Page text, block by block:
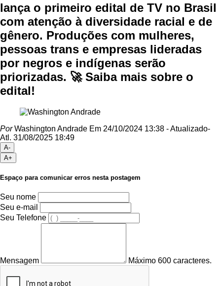
lança o primeiro edital de TV no Brasil
com atenção à diversidade racial e de
gênero. Produções com mulheres,
pessoas trans e empresas lideradas
por negros e indígenas serão
priorizadas. 🚀 Saiba mais sobre o
edital!
PorWashington Andrade Em 24/10/2024 13:38 - Atualizado-
Atl. 31/08/2025 18:49
A-
A+
Espaço para comunicar erros nesta postagem
Seu nome
Seu e-mail
Seu Telefone
Mensagem Máximo 600 caracteres.